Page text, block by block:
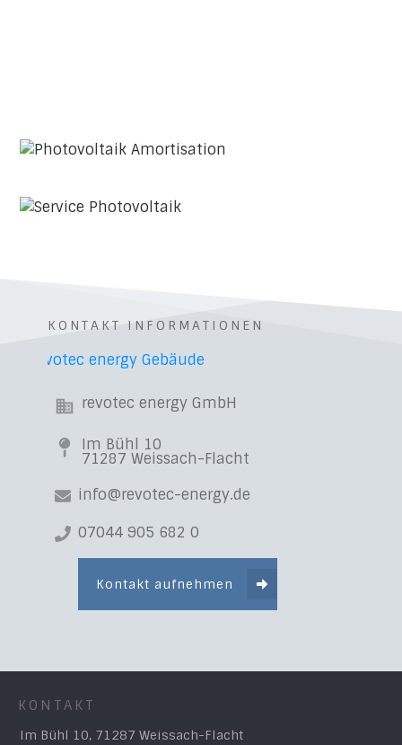
KONTAKT INFORMATIONEN
revotec energy GmbH
Im Bühl 10
71287 Weissach-Flacht
info@revotec-energy.de
07044 905 682 0
Kontakt aufnehmen
KONTAKT
Im Bühl 10, 71287 Weissach-Flacht